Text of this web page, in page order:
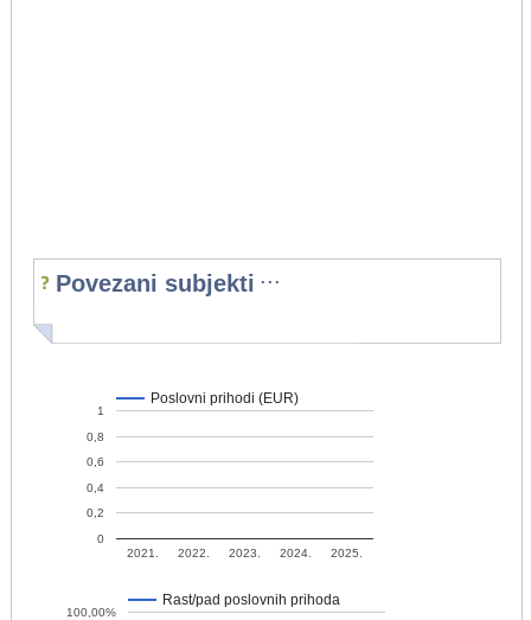
Povezani subjekti ...
Poslovni prihodi (EUR)
2021. 2022. 2023. 2024. 2025.
0
0,2
0,4
0,6
0,8
1
Rast/pad poslovnih prihoda
100,00%